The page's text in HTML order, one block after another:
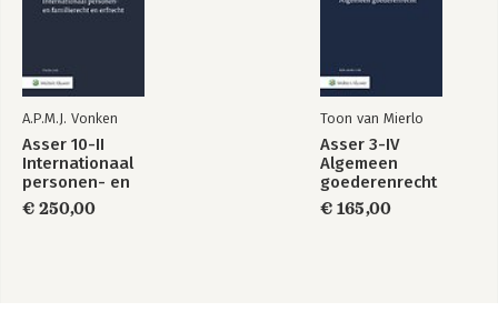
A.P.M.J. Vonken
Asser 10-II
Internationaal
personen- en
familierecht en
erfrecht
€ 250,00
Toon van Mierlo
Asser 3-IV
Algemeen
goederenrecht
€ 165,00